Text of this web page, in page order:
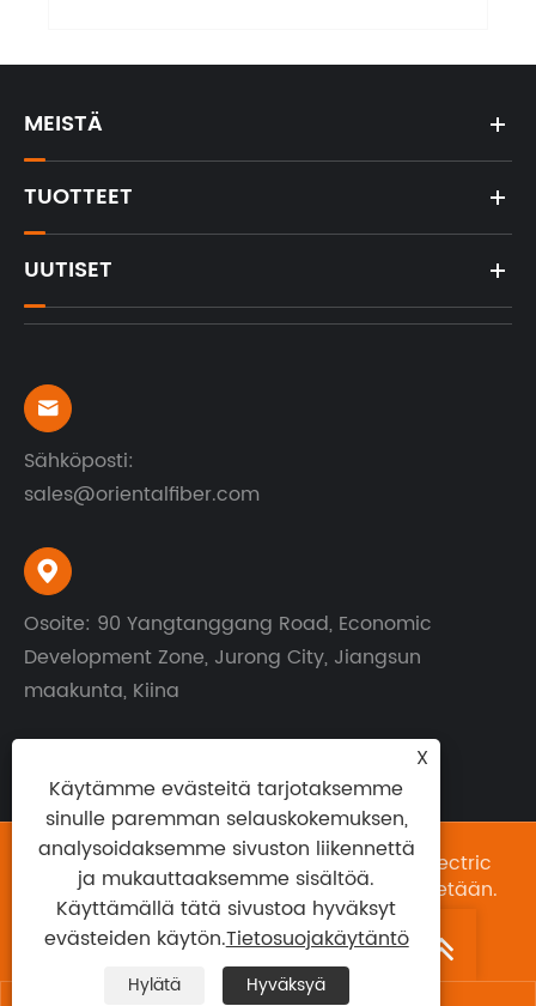
MEISTÄ
TUOTTEET
UUTISET

Sähköposti:
sales@orientalfiber.com

Osoite: 90 Yangtanggang Road, Economic
Development Zone, Jurong City, Jiangsun
maakunta, Kiina
Copyright © 2025 Jiangsu Xuben Photoelectric
Technology Co., Ltd. Kaikki oikeudet pidätetään.
Links | Sitemap | RSS | XML
Tietosuojakäytäntö |
X
Käytämme evästeitä tarjotaksemme
sinulle paremman selauskokemuksen,
analysoidaksemme sivuston liikennettä
ja mukauttaaksemme sisältöä.
Käyttämällä tätä sivustoa hyväksyt
evästeiden käytön.Tietosuojakäytäntö
Hylätä Hyväksyä